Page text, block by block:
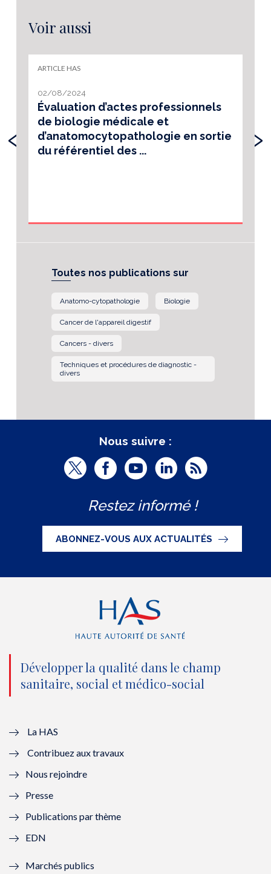
Voir aussi
ARTICLE HAS
02/08/2024
Évaluation d’actes professionnels
de biologie médicale et
d’anatomocytopathologie en sortie
du référentiel des ...
‹ ›
Toutes nos publications sur
Anatomo-cytopathologie Biologie
Cancer de l'appareil digestif
Cancers - divers
Techniques et procédures de diagnostic -
divers
Nous suivre :
T
i
t
t
e
n
o
u
l
l
f
F
c
e
b
o
o
k
(
n
o
e
e
Y
u
t
u
b
e
(
n
o
u
L
n
k
e
d
(
n
o
R
Restez informé !
ABONNEZ-VOUS AUX ACTUALITÉS
Développer la qualité dans le champ
sanitaire, social et médico-social
La HAS
Contribuez aux travaux
Nous rejoindre
Presse
Publications par thème
EDN
Marchés publics